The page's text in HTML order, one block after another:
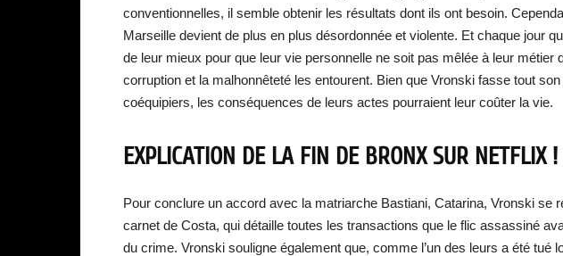
conventionnelles, il semble obtenir les résultats dont ils ont besoin.
Marseille devient de plus en plus désordonnée et violente. Et chaque jour
de leur mieux pour que leur vie personnelle ne soit pas mêlée à leur métier
corruption et la malhonnêteté les entourent. Bien que Vronski fasse tout
coéquipiers, les conséquences de leurs actes pourraient leur coûter la vie.
EXPLICATION DE LA FIN DE BRONX SUR NETFLIX !
Pour conclure un accord avec la matriarche Bastiani, Catarina, Vronski se
carnet de Costa, qui détaille toutes les transactions que le flic assassiné
du crime. Vronski souligne également que, comme l’un des leurs a été tué